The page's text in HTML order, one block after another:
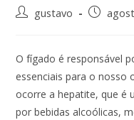
gustavo
O fígado é responsável
essenciais para o nosso
ocorre a hepatite, que é
por bebidas alcoólicas,